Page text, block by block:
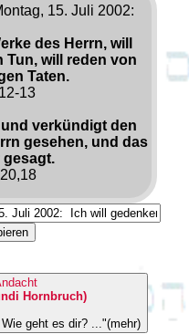
15. Juli 2002:
des Herrn, will
Tun, will reden von
Taten.
13
verkündigt den
gesehen, und das
gesagt.
Hornbruch)
einer: Wie geht es dir? ..."(mehr)